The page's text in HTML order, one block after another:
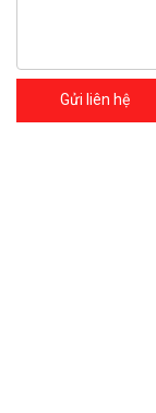
Gửi liên hệ